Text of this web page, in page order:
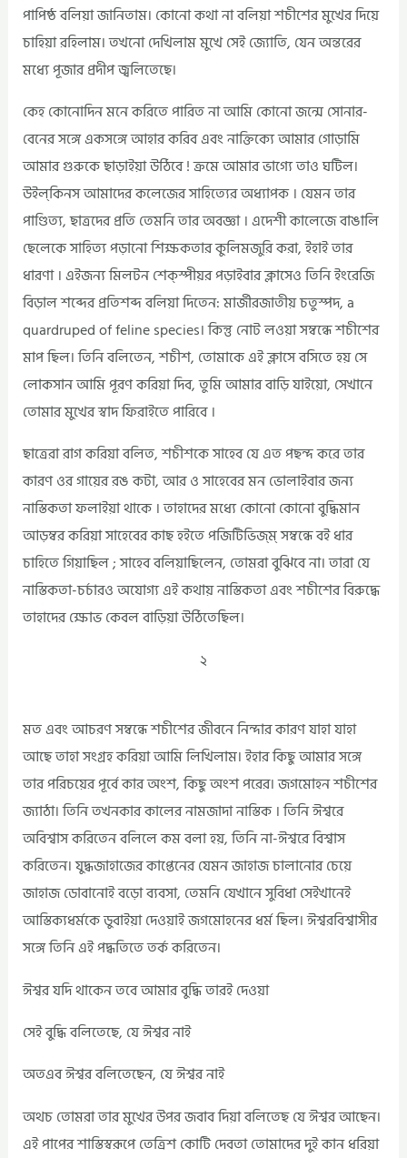
পাপিষ্ঠ বলিয়া জানিতাম। কোনো কথা না বলিয়া শচীশের মুখের দিয়ে
চাহিয়া রহিলাম। তখনো দেখিলাম মুখে সেই জ্যোতি, যেন অন্তরের
মধ্যে পূজার প্রদীপ জ্বলিতেছে।
কেহ কোনোদিন মনে করিতে পারিত না আমি কোনো জন্মে সোনার-
বেনের সঙ্গে একসঙ্গে আহার করিব এবং নাক্তিক্যে আমার গোড়ামি
আমার গুরুকে ছাড়াইয়া উঠিবে ! ক্রমে আমার ভাগ্যে তাও ঘটিল।
উইল্‌কিনস আমাদের কলেজের সাহিত্যের অধ্যাপক । যেমন তার
পাণ্ডিত্য, ছাত্রদের প্রতি তেমনি তার অবজ্ঞা । এদেশী কালেজে বাঙালি
ছেলেকে সাহিত্য পড়ানো শিক্ষকতার কুলিমজুরি করা, ইহাই তার
ধারণা । এইজন্য মিলটন শেক্স্পীয়র পড়াইবার ক্লাসেও তিনি ইংরেজি
বিড়াল শব্দের প্রতিশব্দ বলিয়া দিতেন: মার্জীরজাতীয় চতুস্পদ, a
quardruped of feline species। কিন্তু নোট লওয়া সম্বন্ধে শচীশের
মাপ ছিল। তিনি বলিতেন, শচীশ, তোমাকে এই ক্লাসে বসিতে হয় সে
লোকসান আমি পূরণ করিয়া দিব, তুমি আমার বাড়ি যাইয়ো, সেখানে
তোমার মুখের স্বাদ ফিরাইতে পারিবে ।
ছাত্রেরা রাগ করিয়া বলিত, শচীশকে সাহেব যে এত পছন্দ করে তার
কারণ ওর গায়ের রঙ কটা, আর ও সাহেবের মন ভোলাইবার জন্য
নাস্তিকতা ফলাইয়া থাকে । তাহাদের মধ্যে কোনো কোনো বুদ্ধিমান
আড়ম্বর করিয়া সাহেবের কাছ হইতে পজিটিভিজ্ম্‌ সম্বন্ধে বই ধার
চাহিতে গিয়াছিল ; সাহেব বলিয়াছিলেন, তোমরা বুঝিবে না। তারা যে
নাস্তিকতা-চর্চারও অযোগ্য এই কথায় নাস্তিকতা এবং শচীশের বিরুদ্ধে
তাহাদের ক্ষোভ কেবল বাড়িয়া উঠিতেছিল।
২
মত এবং আচরণ সম্বন্ধে শচীশের জীবনে নিন্দার কারণ যাহা যাহা
আছে তাহা সংগ্রহ করিয়া আমি লিখিলাম। ইহার কিছু আমার সঙ্গে
তার পরিচয়ের পূর্বে কার অংশ, কিছু অংশ পরের। জগমোহন শচীশের
জ্যাঠা। তিনি তখনকার কালের নামজাদা নাস্তিক । তিনি ঈশ্বরে
অবিশ্বাস করিতেন বলিলে কম বলা হয়, তিনি না-ঈশ্বরে বিশ্বাস
করিতেন। যুদ্ধজাহাজের কাপ্তেনের যেমন জাহাজ চালানোর চেয়ে
জাহাজ ডোবানোই বড়ো ব্যবসা, তেমনি যেখানে সুবিধা সেইখানেই
আস্তিক্যধর্মকে ডুবাইয়া দেওয়াই জগমোহনের ধর্ম ছিল। ঈশ্বরবিশ্বাসীর
সঙ্গে তিনি এই পদ্ধতিতে তর্ক করিতেন।
ঈশ্বর যদি থাকেন তবে আমার বুদ্ধি তারই দেওয়া
সেই বুদ্ধি বলিতেছে, যে ঈশ্বর নাই
অতএব ঈশ্বর বলিতেছেন, যে ঈশ্বর নাই
অথচ তোমরা তার মুখের উপর জবাব দিয়া বলিতেছ যে ঈশ্বর আছেন।
এই পাপের শাস্তিস্বরূপে তেত্রিশ কোটি দেবতা তোমাদের দুই কান ধরিয়া